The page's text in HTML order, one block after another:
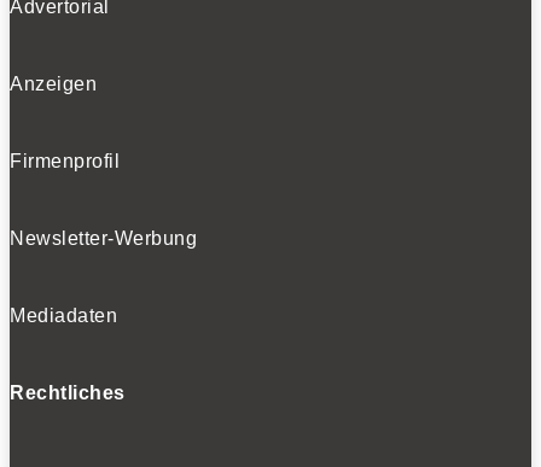
Advertorial
Anzeigen
Firmenprofil
Newsletter-Werbung
Mediadaten
Rechtliches